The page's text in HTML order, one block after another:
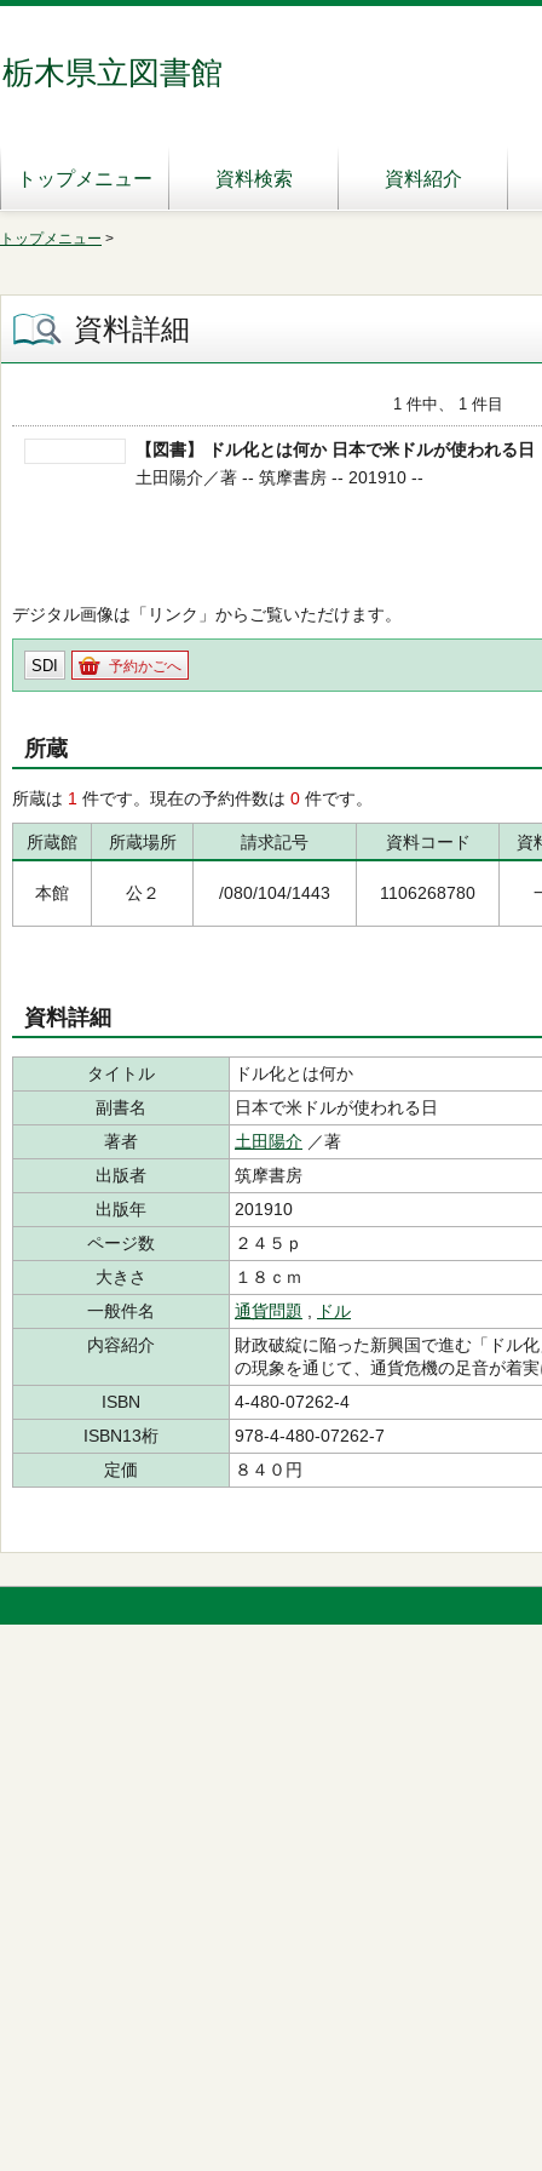
栃木県立図書館
トップメニュー 資料検索 資料紹介
トップメニュー >
資料詳細
1 件中、 1 件目
【図書】 ドル化とは何か 日本で米ドルが使われる日
土田陽介／著 -- 筑摩書房 -- 201910 --
デジタル画像は「リンク」からご覧いただけます。
SDI 予約かごへ
所蔵
所蔵は 1 件です。現在の予約件数は 0 件です。
所蔵館 所蔵場所 請求記号 資料コード 資
本館 公２ /080/104/1443 1106268780
資料詳細
タイトル
ドル化とは何か
副書名
日本で米ドルが使われる日
著者
土田陽介 ／著
出版者
筑摩書房
出版年
201910
ページ数
２４５ｐ
大きさ
１８ｃｍ
一般件名
通貨問題
ドル
内容紹介
財政破綻に陥った新興国で進む「ドル
の現象を通じて、通貨危機の足音が着
ISBN
4-480-07262-4
ISBN13桁
978-4-480-07262-7
定価
８４０円